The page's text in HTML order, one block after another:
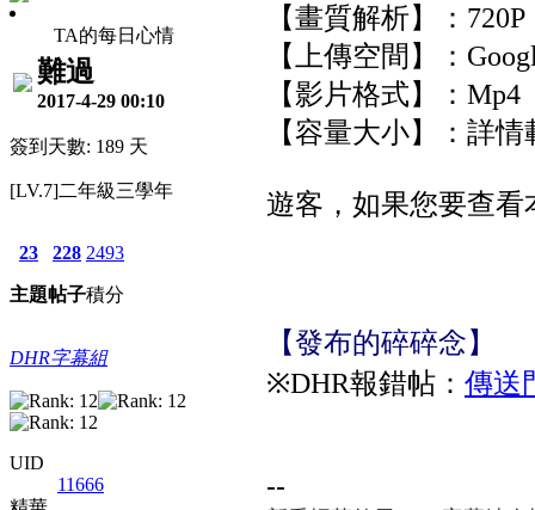
TA的每日心情
難過
2017-4-29 00:10
簽到天數: 189 天
[LV.7]二年級三學年
23
主題
228
帖子
2493
積分
DHR字幕組
UID
11666
【畫質解析】：720P
【上傳空間】：
【影片格式】：Mp4
【容量大小】：詳
遊客，如果您要查看
【發布的碎碎念】
※DHR報錯帖： 傳送
--